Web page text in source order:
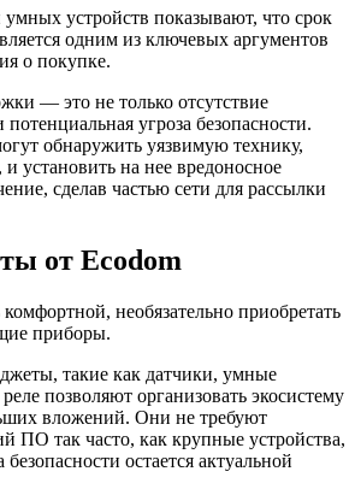
устройств показывают, что срок
одним из ключевых аргументов
о покупке.
— это не только отсутствие
угроза безопасности.
обнаружить уязвимую технику,
установить на нее вредоносное
сделав частью сети для рассылки
от Ecodom
необязательно приобретать
приборы.
такие как датчики, умные
позволяют организовать экосистему
вложений. Они не требуют
ПО так часто, как крупные устройства,
остается актуальной